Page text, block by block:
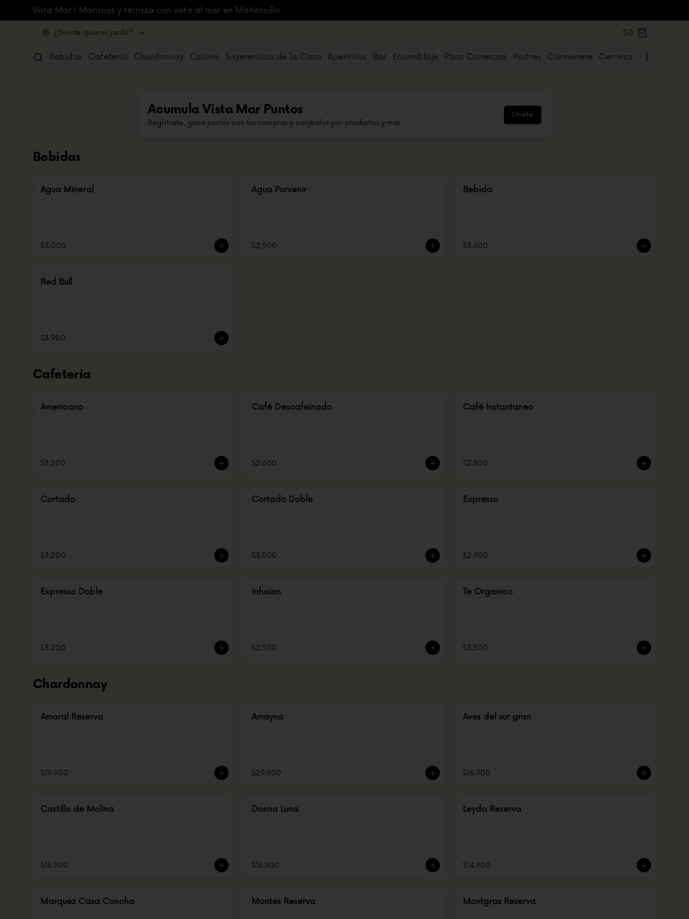
Vista Mar | Mariscos y terraza con vista al mar en Maitencillo
¿Dónde quieres pedir? $0
Bebidas Cafetería Chardonnay Cocina Sugerencias de la Casa Aperitivos Bar Ensamblaje Para Comenzar Postres Carmenere Cervezas Para
Acumula Vista Mar Puntos
Regístrate, gana puntos con tus compras y canjealos por productos y más
Únete
Bebidas
Agua Mineral
$3.000
Agua Porvenir
$2.900
Bebida
$3.600
Red Bull
$3.900
Cafetería
Americano
$3.200
Café Descafeinado
$2.600
Café Instantaneo
$2.800
Cortado
$3.200
Cortado Doble
$3.500
Expresso
$2.900
Expresso Doble
$3.200
Infusion
$2.500
Te Organico
$3.500
Chardonnay
Amaral Reserva
$19.900
Amayna
$29.900
Aves del sur gran
$16.900
Castillo de Molina
$16.900
Donna Luna
$16.900
Leyda Reserva
$14.900
Marquez Casa Concha Montes Reserva Montgras Reserva